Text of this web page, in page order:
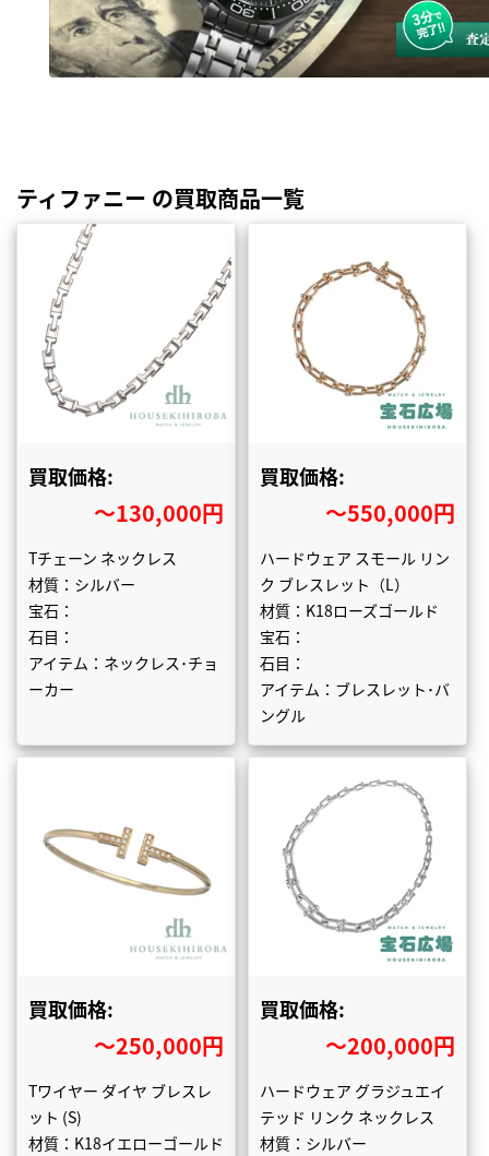
ティファニー の買取商品一覧
買取価格:
〜130,000円
Tチェーン ネックレス
材質：シルバー
宝石：
石目：
アイテム：ネックレス･チョ
ーカー
買取価格:
〜550,000円
ハードウェア スモール リン
ク ブレスレット（L）
材質：K18ローズゴールド
宝石：
石目：
アイテム：ブレスレット･バ
ングル
買取価格:
〜250,000円
Tワイヤー ダイヤ ブレスレ
ット (S)
材質：K18イエローゴールド
買取価格:
〜200,000円
ハードウェア グラジュエイ
テッド リンク ネックレス
材質：シルバー